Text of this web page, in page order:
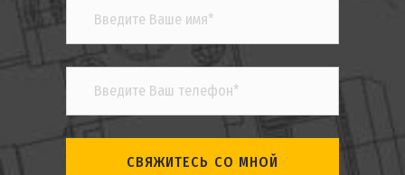
СВЯЖИТЕСЬ СО МНОЙ